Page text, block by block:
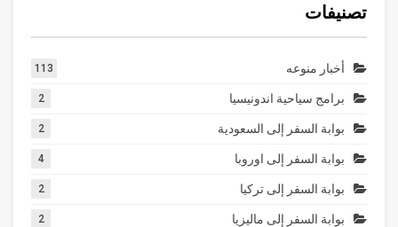
تصنيفات
أخبار منوعه 113
برامج سياحية اندونيسيا 2
بوابة السفر إلى السعودية 2
بوابة السفر إلى اوروبا 4
بوابة السفر إلى تركيا 2
بوابة السفر إلى ماليزيا 2